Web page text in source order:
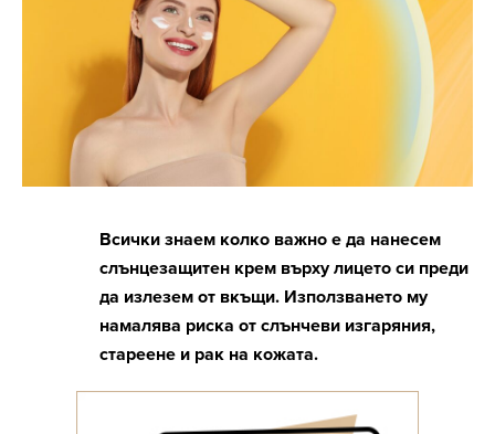
Всички знаем колко важно е да нанесем
слънцезащитен крем върху лицето си преди
да излезем от вкъщи. Използването му
намалява риска от слънчеви изгаряния,
стареене и рак на кожата.